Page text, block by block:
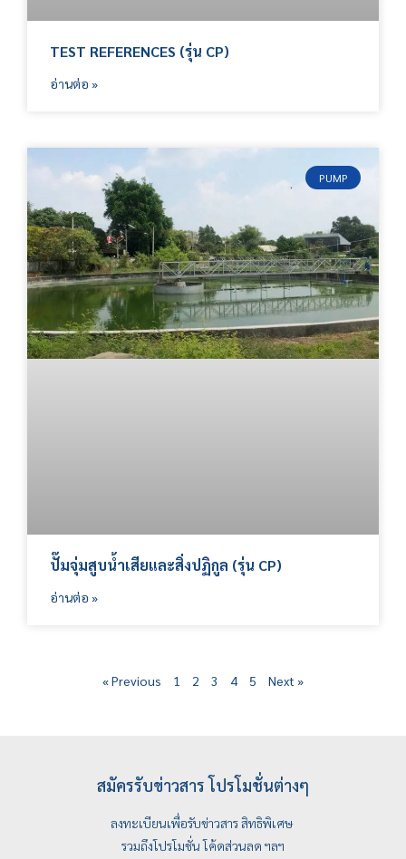
TEST REFERENCES (รุ่น CP)
อ่านต่อ »
PUMP
ปั๊มจุ่มสูบน้ำเสียและสิ่งปฏิกูล (รุ่น CP)
อ่านต่อ »
« Previous 1 2 3 4 5 Next »
สมัครรับข่าวสาร โปรโมชั่นต่างๆ
ลงทะเบียนเพื่อรับข่าวสาร สิทธิพิเศษ
รวมถึงโปรโมชั่น โค้ดส่วนลด ฯลฯ